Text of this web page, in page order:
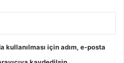
kullanılması için adım, e-posta